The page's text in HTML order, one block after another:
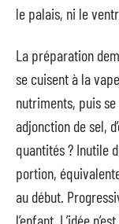
le palais, ni le
La préparation
se cuisent à la
nutriments, puis
adjonction de sel,
quantités ? Inutile
portion,
au début.
l’enfant. L’idée